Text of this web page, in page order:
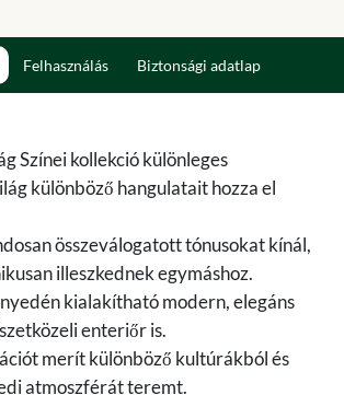
Felhasználás Biztonsági adatlap
Színei kollekció különleges
különböző hangulatait hozza el
összeválogatott tónusokat kínál,
illeszkednek egymáshoz.
kialakítható modern, elegáns
enteriőr is.
merít különböző kultúrákból és
atmoszférát teremt.